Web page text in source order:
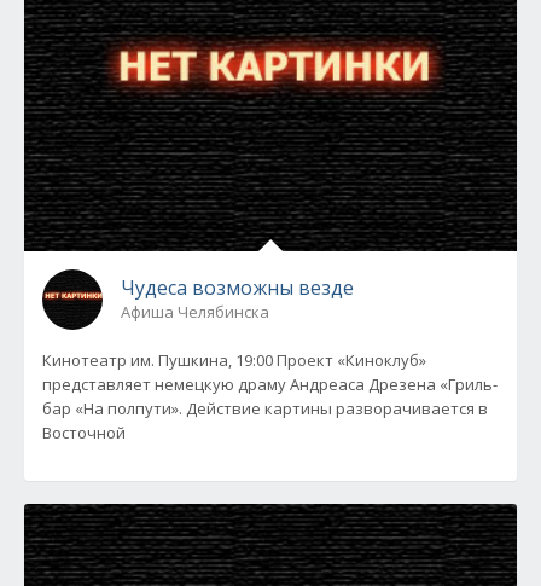
Чудеса возможны везде
Афиша Челябинска
Кинотеатр им. Пушкина, 19:00 Проект «Киноклуб»
представляет немецкую драму Андреаса Дрезена «Гриль-
бар «На полпути». Действие картины разворачивается в
Восточной